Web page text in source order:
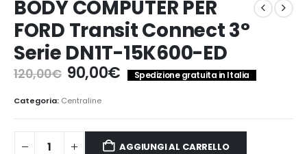
BODY COMPUTER PER
FORD Transit Connect 3°
Serie DN1T-15K600-ED
120,00€ Il
prezzo
originale
era:
120,00€.
90,00€Il
prezzo
è:
90,00€.
Spedizione gratuita in Italia
Categoria: Centraline
AGGIUNGI AL CARRELLO